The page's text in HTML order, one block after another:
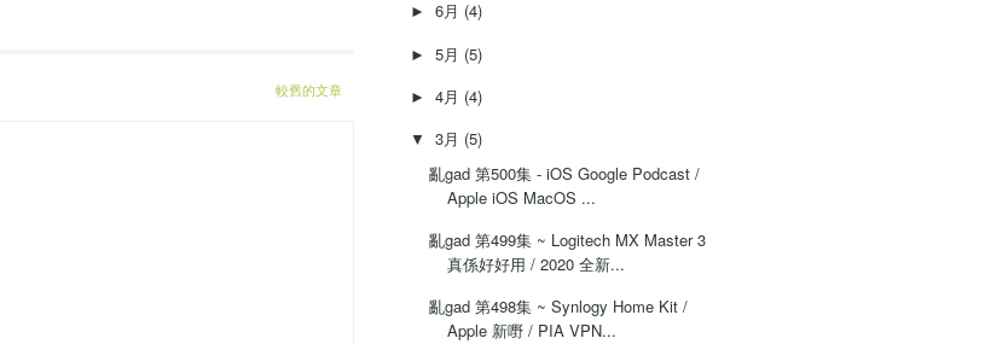
較舊的文章
► 6月 (4)
► 5月 (5)
► 4月 (4)
▼ 3月 (5)
亂gad 第500集 - iOS Google Podcast /
Apple iOS MacOS ...
亂gad 第499集 ~ Logitech MX Master 3
真係好好用 / 2020 全新...
亂gad 第498集 ~ Synlogy Home Kit /
Apple 新嘢 / PIA VPN...